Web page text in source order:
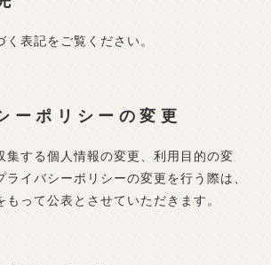
表記をご覧ください。
ーポリシーの変更
集する個人情報の変更、利用目的の変
イバシーポリシーの変更を行う際は、
って公表とさせていただきます。